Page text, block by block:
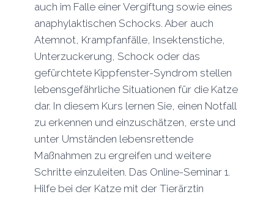
auch im Falle einer Vergiftung sowie eines
anaphylaktischen Schocks. Aber auch
Atemnot, Krampfanfälle, Insektenstiche,
Unterzuckerung, Schock oder das
gefürchtete Kippfenster-Syndrom stellen
lebensgefährliche Situationen für die Katze
dar. In diesem Kurs lernen Sie, einen Notfall
zu erkennen und einzuschätzen, erste und
unter Umständen lebensrettende
Maßnahmen zu ergreifen und weitere
Schritte einzuleiten. Das Online-Seminar 1.
Hilfe bei der Katze mit der Tierärztin